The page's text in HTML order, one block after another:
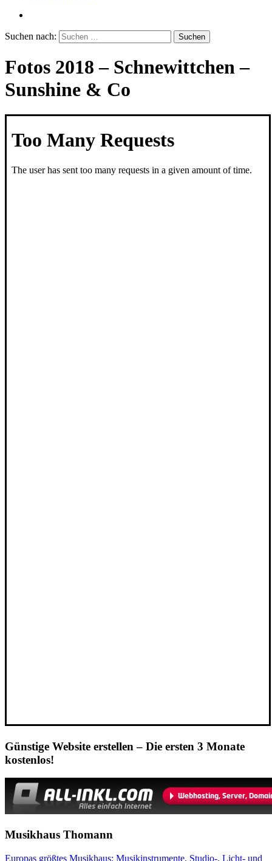
Suchen nach:
Fotos 2018 – Schnewittchen –
Sunshine & Co
Günstige Website erstellen – Die ersten 3 Monate
kostenlos!
Musikhaus Thomann
Europas größtes Musikhaus: Musikinstrumente, Studio-, Licht- und